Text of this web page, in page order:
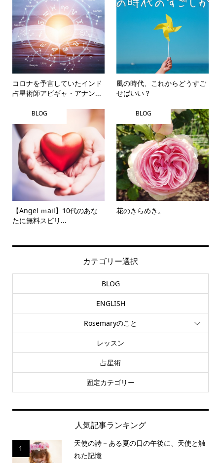
コロナを予言していたインド
占星術師アビギャ・アナン...
風の時代、これからどうすご
せばいい？
BLOG
【Angel ｍail】10代のあな
たに無料スピリ...
BLOG
花のきらめき。
カテゴリー選択
BLOG
ENGLISH
Rosemaryのこと
レッスン
占星術
固定カテゴリー
人気記事ランキング
1
天使の詩－ある夏の日の午後に、天使と触
れた記憶